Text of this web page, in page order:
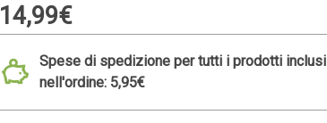
14,99€
Spese di spedizione per tutti i prodotti inclusi
nell'ordine: 5,95€